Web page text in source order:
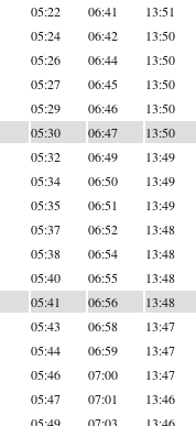
05:22 06:41 13:51
05:24 06:42 13:50
05:26 06:44 13:50
05:27 06:45 13:50
05:29 06:46 13:50
05:30 06:47 13:50
05:32 06:49 13:49
05:34 06:50 13:49
05:35 06:51 13:49
05:37 06:52 13:48
05:38 06:54 13:48
05:40 06:55 13:48
05:41 06:56 13:48
05:43 06:58 13:47
05:44 06:59 13:47
05:46 07:00 13:47
05:47 07:01 13:46